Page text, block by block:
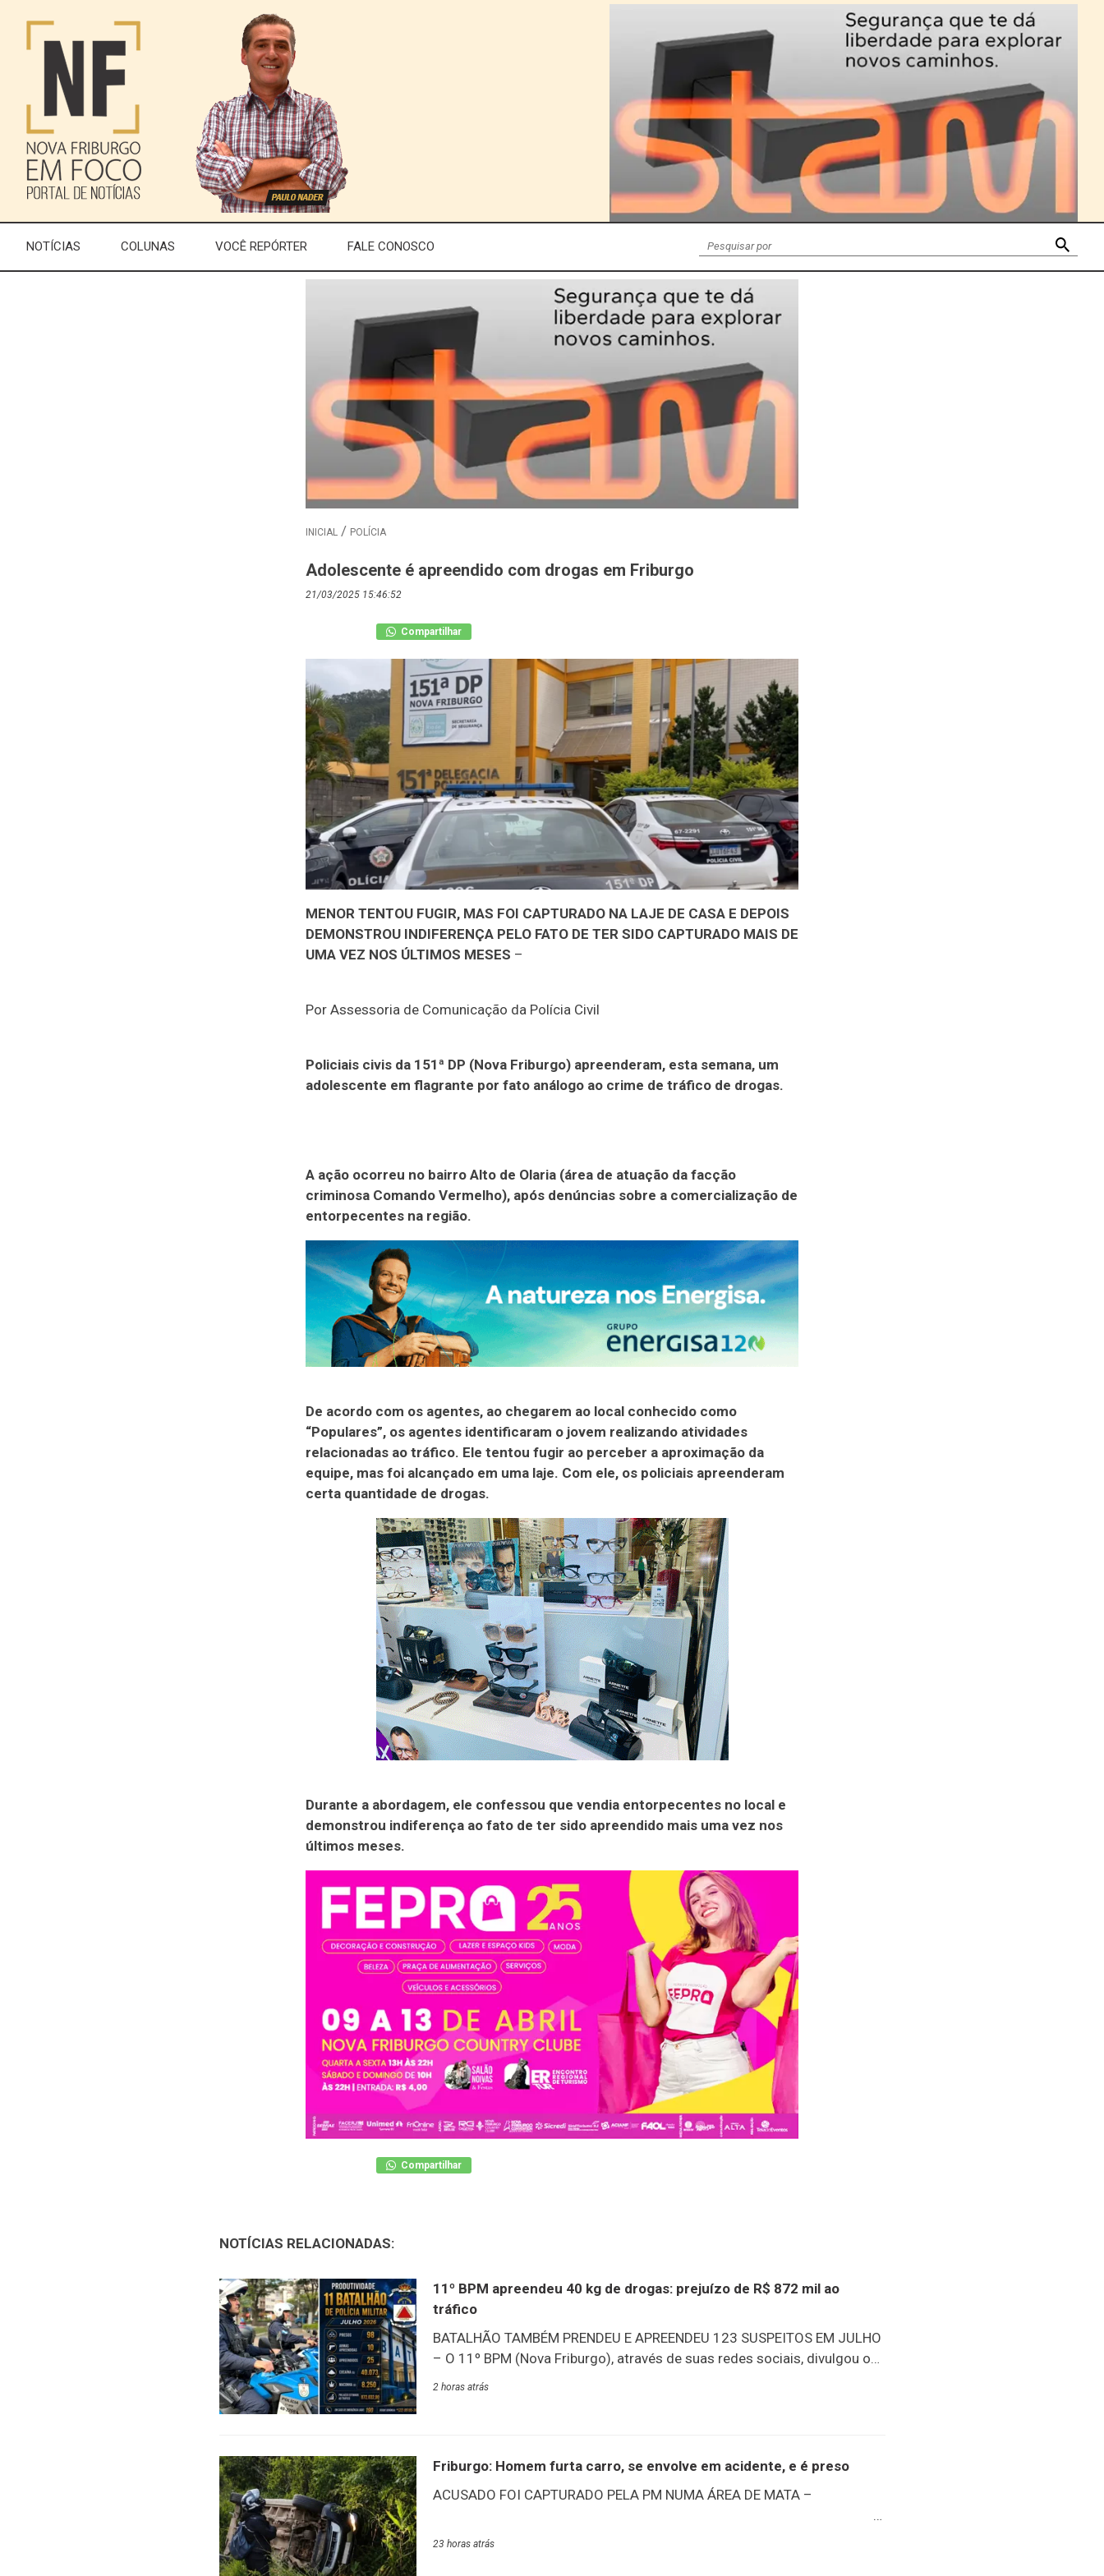
NOTÍCIAS COLUNAS VOCÊ REPÓRTER FALE CONOSCO
INICIAL POLÍCIA
Adolescente é apreendido com drogas em Friburgo
21/03/2025 15:46:52
Compartilhar
MENOR TENTOU FUGIR, MAS FOI CAPTURADO NA LAJE DE CASA E DEPOIS
DEMONSTROU INDIFERENÇA PELO FATO DE TER SIDO CAPTURADO MAIS DE
UMA VEZ NOS ÚLTIMOS MESES –
Por Assessoria de Comunicação da Polícia Civil
Policiais civis da 151ª DP (Nova Friburgo) apreenderam, esta semana, um
adolescente em flagrante por fato análogo ao crime de tráfico de drogas.
A ação ocorreu no bairro Alto de Olaria (área de atuação da facção
criminosa Comando Vermelho), após denúncias sobre a comercialização de
entorpecentes na região.
De acordo com os agentes, ao chegarem ao local conhecido como
“Populares”, os agentes identificaram o jovem realizando atividades
relacionadas ao tráfico. Ele tentou fugir ao perceber a aproximação da
equipe, mas foi alcançado em uma laje. Com ele, os policiais apreenderam
certa quantidade de drogas.
Durante a abordagem, ele confessou que vendia entorpecentes no local e
demonstrou indiferença ao fato de ter sido apreendido mais uma vez nos
últimos meses.
Compartilhar
NOTÍCIAS RELACIONADAS:
11º BPM apreendeu 40 kg de drogas: prejuízo de R$ 872 mil ao
tráfico
BATALHÃO TAMBÉM PRENDEU E APREENDEU 123 SUSPEITOS EM JULHO
– O 11º BPM (Nova Friburgo), através de suas redes sociais, divulgou o
balanço de produtividade de julho: um dos destaques, sem dúvida, foi a
suspeitos em julho: 98 presos adultos e 25 adolescentes
adolescentes apreendidos10 armas de fogo apreendidas40.073g de
prejuízo estimado
2 horas atrás
Friburgo: Homem furta carro, se envolve em acidente, e é preso
ACUSADO FOI CAPTURADO PELA PM NUMA ÁREA DE MATA –
Policiais militares do 11º BPM (Nova Friburgo)
23 horas atrás